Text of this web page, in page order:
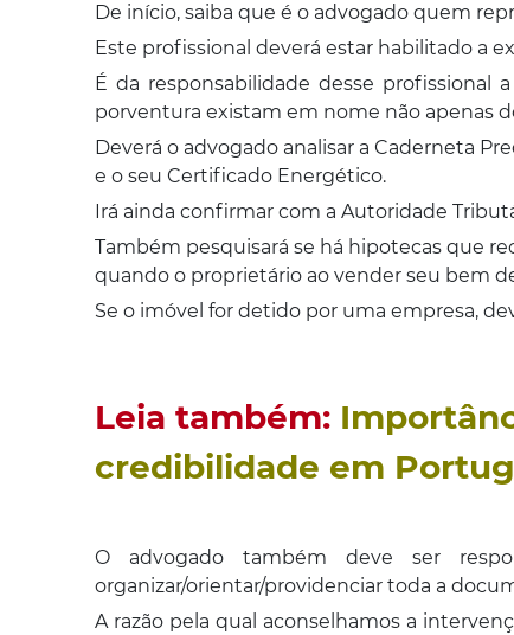
De início, saiba que é o advogado quem
Este profissional deverá estar habilitado a
É da responsabilidade desse profissional
porventura existam em nome não apenas
Deverá o advogado analisar a Caderneta
e o seu Certificado Energético.
Irá ainda confirmar com a Autoridade
Também pesquisará se há hipotecas que
quando o proprietário ao vender seu bem
Se o imóvel for detido por uma empresa,
Leia também:
credibilidade em
O advogado também deve ser
organizar/orientar/providenciar toda a
A razão pela qual aconselhamos a